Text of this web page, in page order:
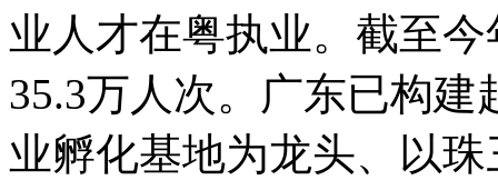
业人才在粤执业。截至
35.3万人次。广东已构
业孵化基地为龙头、以